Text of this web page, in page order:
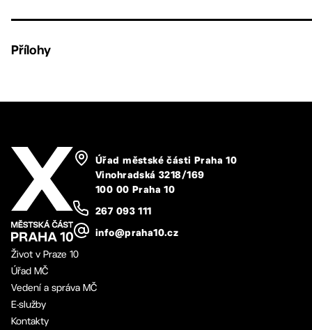
Přílohy
Úřad městské části Praha 10
Vinohradská 3218/169
100 00 Praha 10
267 093 111
info@praha10.cz
Život v Praze 10
Úřad MČ
Vedení a správa MČ
E-služby
Kontakty